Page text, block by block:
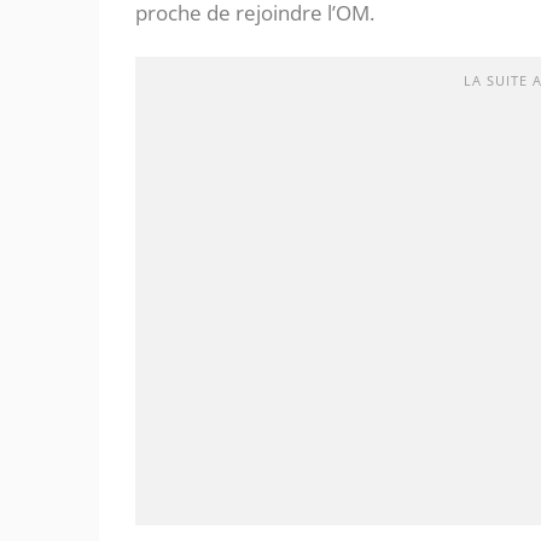
proche de rejoindre l’OM.
LA SUITE